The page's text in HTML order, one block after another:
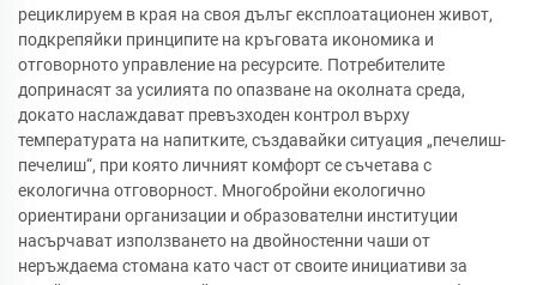
рециклируем в края на своя дълъг експлоатационен живот,
подкрепяйки принципите на кръговата икономика и
отговорното управление на ресурсите. Потребителите
допринасят за усилията по опазване на околната среда,
докато наслаждават превъзходен контрол върху
температурата на напитките, създавайки ситуация „печелиш-
печелиш“, при която личният комфорт се съчетава с
екологична отговорност. Многобройни екологично
ориентирани организации и образователни институции
насърчават използването на двойностенни чаши от
неръждаема стомана като част от своите инициативи за